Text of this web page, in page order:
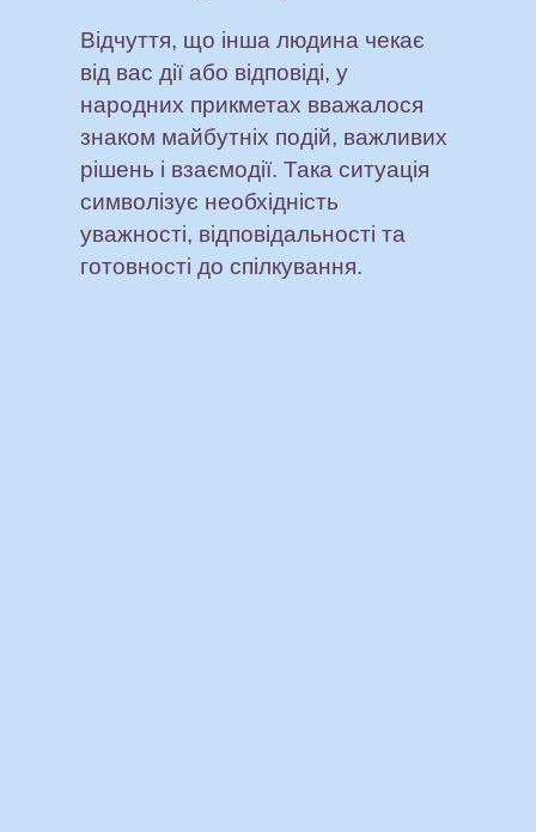
Відчуття, що інша людина чекає
від вас дії або відповіді, у
народних прикметах вважалося
знаком майбутніх подій, важливих
рішень і взаємодії. Така ситуація
символізує необхідність
уважності, відповідальності та
готовності до спілкування.